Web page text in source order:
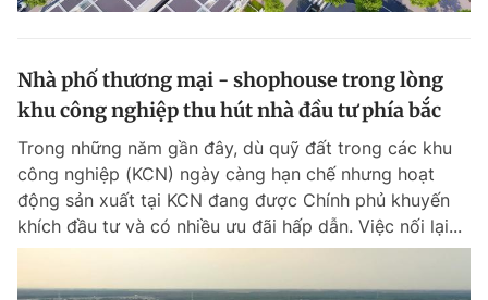
Nhà phố thương mại - shophouse trong lòng
khu công nghiệp thu hút nhà đầu tư phía bắc
Trong những năm gần đây, dù quỹ đất trong các khu
công nghiệp (KCN) ngày càng hạn chế nhưng hoạt
động sản xuất tại KCN đang được Chính phủ khuyến
khích đầu tư và có nhiều ưu đãi hấp dẫn. Việc nối lại...